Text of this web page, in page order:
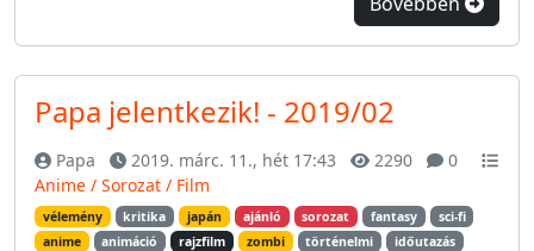
Papa jelentkezik! - 2019/02
Papa 2019. márc. 11., hét 17:43 2290
0
Anime / Sorozat / Film
vélemény kritika japán ajánló sorozat fantasy
sci-fi
anime
animáció rajzfilm zombi történelmi
időutazás